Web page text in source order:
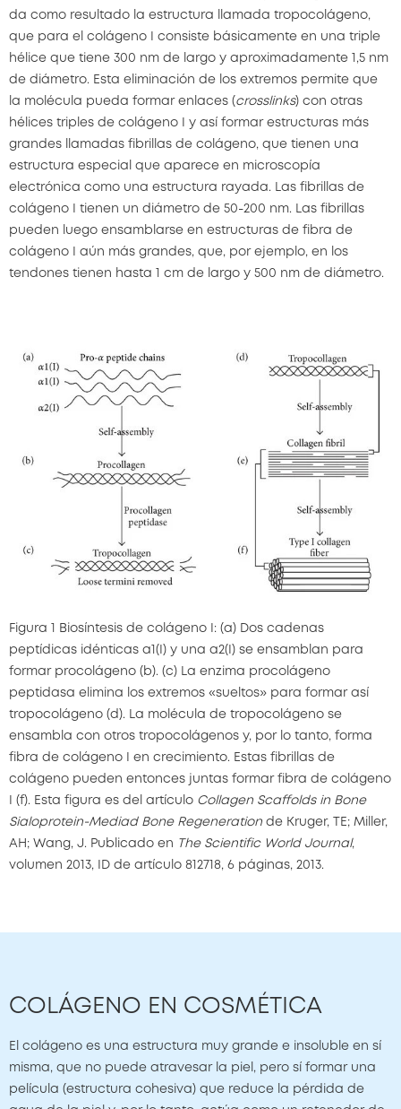
da como resultado la estructura llamada tropocolágeno,
que para el colágeno I consiste básicamente en una triple
hélice que tiene 300 nm de largo y aproximadamente 1,5 nm
de diámetro. Esta eliminación de los extremos permite que
la molécula pueda formar enlaces (crosslinks) con otras
hélices triples de colágeno I y así formar estructuras más
grandes llamadas fibrillas de colágeno, que tienen una
estructura especial que aparece en microscopía
electrónica como una estructura rayada. Las fibrillas de
colágeno I tienen un diámetro de 50-200 nm. Las fibrillas
pueden luego ensamblarse en estructuras de fibra de
colágeno I aún más grandes, que, por ejemplo, en los
tendones tienen hasta 1 cm de largo y 500 nm de diámetro.
Figura 1 Biosíntesis de colágeno I: (a) Dos cadenas
peptídicas idénticas α1(I) y una α2(I) se ensamblan para
formar procolágeno (b). (c) La enzima procolágeno
peptidasa elimina los extremos «sueltos» para formar así
tropocolágeno (d). La molécula de tropocolágeno se
ensambla con otros tropocolágenos y, por lo tanto, forma
fibra de colágeno I en crecimiento. Estas fibrillas de
colágeno pueden entonces juntas formar fibra de colágeno
I (f). Esta figura es del artículo Collagen Scaffolds in Bone
Sialoprotein-Mediad Bone Regeneration de Kruger, TE; Miller,
AH; Wang, J. Publicado en
The Scientific World Journal,
volumen 2013, ID de artículo 812718, 6 páginas, 2013.
COLÁGENO EN COSMÉTICA
El colágeno es una estructura muy grande e insoluble en sí
misma, que no puede atravesar la piel, pero sí formar una
película (estructura cohesiva) que reduce la pérdida de